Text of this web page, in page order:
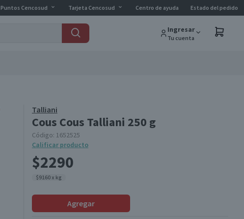
Puntos Cencosud Tarjeta Cencosud Centro de ayuda Estado del pedido
Ingresar
Tu cuenta
Talliani
Cous Cous Talliani 250 g
Código: 1652525
Calificar producto
$2290
$9160 x kg
Agregar